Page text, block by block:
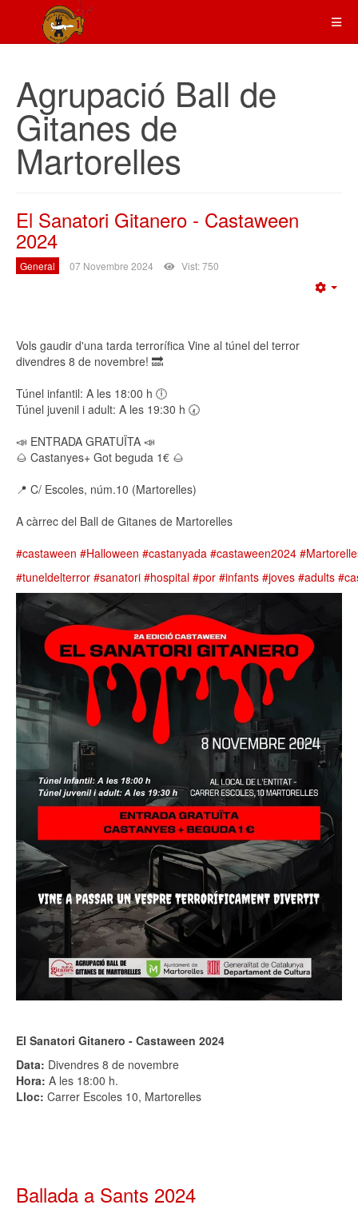
Agrupació Ball de
Gitanes de
Martorelles
El Sanatori Gitanero - Castaween
2024
General 07 Novembre 2024 Vist: 750
Vols gaudir d'una tarda terrorífica Vine al túnel del terror
divendres 8 de novembre! 🔜
Túnel infantil: A les 18:00 h 🕕
Túnel juvenil i adult: A les 19:30 h 🕢
📣 ENTRADA GRATUÏTA 📣
🌰 Castanyes+ Got beguda 1€ 🌰
📍 C/ Escoles, núm.10 (Martorelles)
A càrrec del Ball de Gitanes de Martorelles
#castaween #Halloween #castanyada #castaween2024
#tuneldelterror #sanatori #hospital #por #infants #joves #adults
El Sanatori Gitanero - Castaween 2024
Data: Divendres 8 de novembre
Hora: A les 18:00 h.
Lloc: Carrer Escoles 10, Martorelles
Ballada a Sants 2024